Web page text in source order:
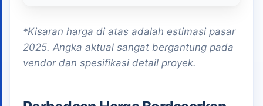
*Kisaran harga di atas adalah estimasi pasar
2025. Angka aktual sangat bergantung pada
vendor dan spesifikasi detail proyek.